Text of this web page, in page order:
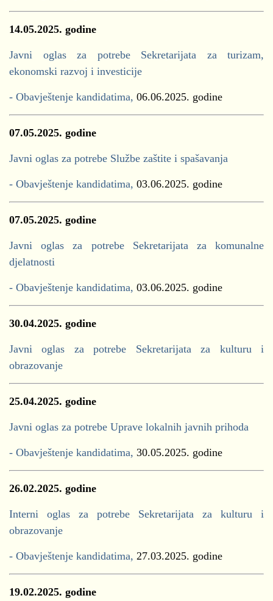
14.05.2025. godine
Javni oglas za potrebe Sekretarijata za turizam,
ekonomski razvoj i investicije
- Obavještenje kandidatima, 06.06.2025. godine
07.05.2025. godine
Javni oglas za potrebe Službe zaštite i spašavanja
- Obavještenje kandidatima, 03.06.2025. godine
07.05.2025. godine
Javni oglas za potrebe Sekretarijata za komunalne
djelatnosti
- Obavještenje kandidatima, 03.06.2025. godine
30.04.2025. godine
Javni oglas za potrebe Sekretarijata za kulturu i
obrazovanje
25.04.2025. godine
Javni oglas za potrebe Uprave lokalnih javnih prihoda
- Obavještenje kandidatima, 30.05.2025. godine
26.02.2025. godine
Interni oglas za potrebe Sekretarijata za kulturu i
obrazovanje
- Obavještenje kandidatima, 27.03.2025. godine
19.02.2025. godine